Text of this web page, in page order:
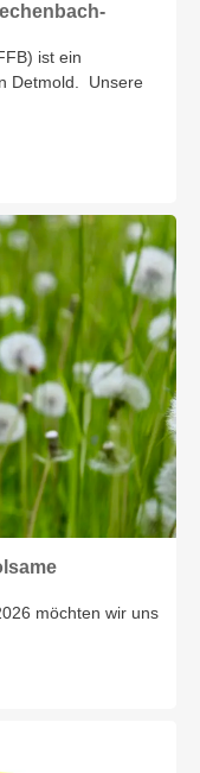
ist ein
Detmold. Unsere
möchten wir uns